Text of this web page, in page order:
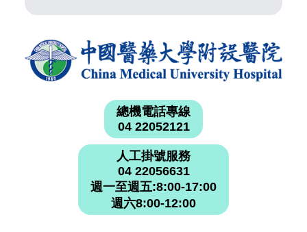
總機電話專線
04 22052121
人工掛號服務
04 22056631
週一至週五:8:00-17:00
週六8:00-12:00